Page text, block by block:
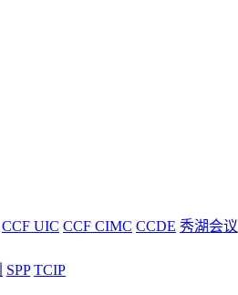
CCF UIC CCF CIMC CCDE 秀湖会议
SPP TCIP